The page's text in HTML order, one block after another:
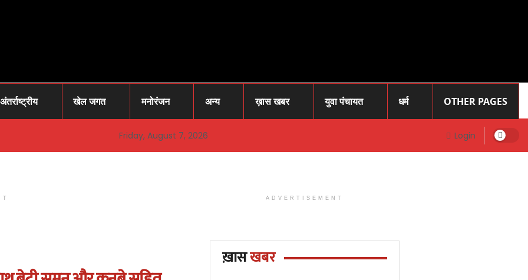
अंतर्राष्ट्रीय खेल जगत मनोरंजन अन्य ख़ास खबर युवा पंचायत धर्म OTHER PAGES
Friday, August 7, 2026 Login
ADVERTISEMENT
ख़ासखबर रज्जू भय्या)